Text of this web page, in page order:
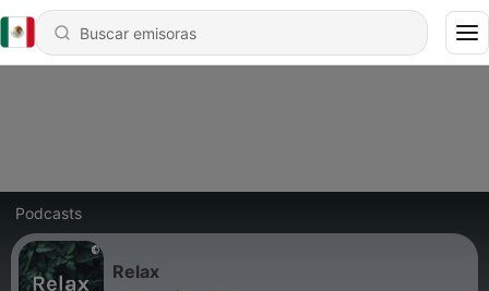
Podcasts
Relax